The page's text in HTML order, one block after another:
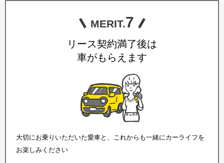
MERIT.7
リース契約満了後は
車がもらえます
大切にお乗りいただいた愛車と、これからも一緒にカーライフを
お楽しみください